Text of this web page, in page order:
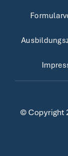
© Copyright